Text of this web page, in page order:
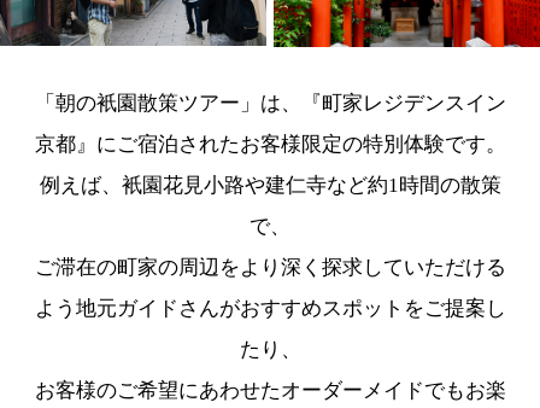
「朝の衹園散策ツアー」は、『町家レジデンスイン
京都』にご宿泊されたお客様限定の特別体験です。
例えば、衹園花見小路や建仁寺など約1時間の散策
で、
ご滞在の町家の周辺をより深く探求していただける
よう地元ガイドさんがおすすめスポットをご提案し
たり、
お客様のご希望にあわせたオーダーメイドでもお楽